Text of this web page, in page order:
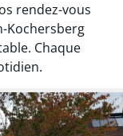
rendez-vous
Kochersberg
Chaque
Ferrand